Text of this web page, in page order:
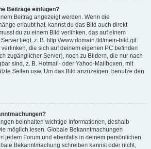
Beiträge einfügen?
Beitrag angezeigt werden. Wenn die
erlaubt hat, kannst du das Bild auch direkt
du zu einem Bild verlinken, das auf einem
liegt, z. B. http://www.domain.tld/mein-bild.gif.
die sich auf deinem eigenen PC befinden
zugänglicher Server), noch zu Bildern, die nur nach
sind, z. B. Hotmail- oder Yahoo-Mailboxen, mit
Seiten usw. Um das Bild anzuzeigen, benutze den
beinhalten wichtige Informationen, deshalb
möglich lesen. Globale Bekanntmachungen
jedem Forum und ebenfalls in deinem persönlichen
Bekanntmachung schreiben kannst oder nicht,